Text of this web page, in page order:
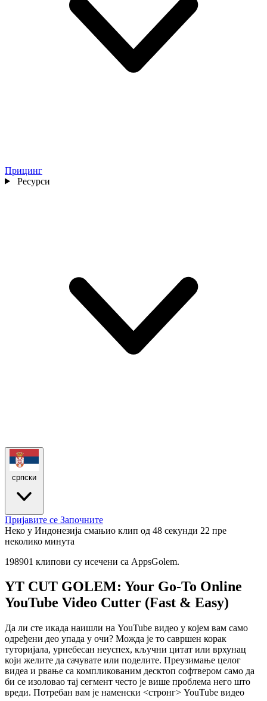
Прицинг
Ресурси
српски
Пријавите се Започните
Неко у Индонезија смањио клип од 48 секунди 22 пре
неколико минута
198901 клипови су исечени са AppsGolem.
YT CUT GOLEM: Your Go-To Online
YouTube Video Cutter (Fast & Easy)
Да ли сте икада наишли на YouTube видео у којем вам само
одређени део упада у очи? Можда је то савршен корак
туторијала, урнебесан неуспех, кључни цитат или врхунац
који желите да сачувате или поделите. Преузимање целог
видеа и рвање са компликованим десктоп софтвером само да
би се изоловао тај сегмент често је више проблема него што
вреди. Потребан вам је наменски <стронг> YouTube видео